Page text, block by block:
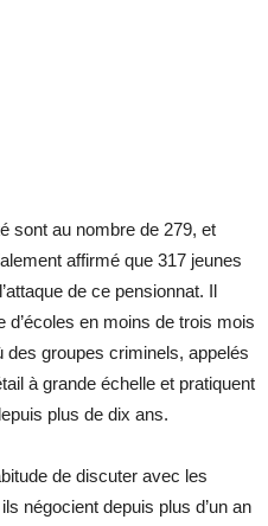
sont au nombre de 279, et
affirmé que 317 jeunes
de ce pensionnat. Il
d’écoles en moins de trois mois
des groupes criminels, appelés
à grande échelle et pratiquent
plus de dix ans.
de discuter avec les
négocient depuis plus d’un an